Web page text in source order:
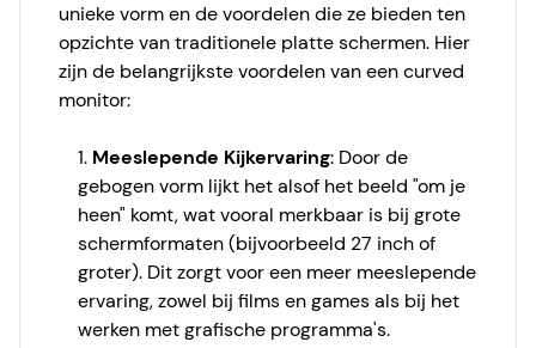
unieke vorm en de voordelen die ze bieden ten
opzichte van traditionele platte schermen. Hier
zijn de belangrijkste voordelen van een curved
monitor:
Meeslepende Kijkervaring: Door de
gebogen vorm lijkt het alsof het beeld "om je
heen" komt, wat vooral merkbaar is bij grote
schermformaten (bijvoorbeeld 27 inch of
groter). Dit zorgt voor een meer meeslepende
ervaring, zowel bij films en games als bij het
werken met grafische programma's.